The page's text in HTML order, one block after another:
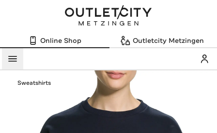
Online Shop Outletcity Metzingen
Menü
Sweatshirts